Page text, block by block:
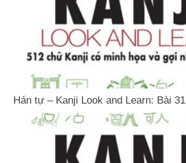
Hán tự – Kanji Look and Learn: Bài 31